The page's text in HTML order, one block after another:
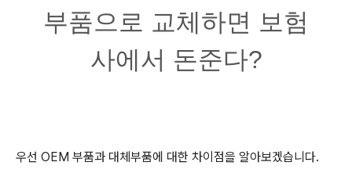
부품으로 교체하면 보험
사에서 돈준다?
우선 OEM 부품과 대체부품에 대한 차이점을 알아보겠습니다.